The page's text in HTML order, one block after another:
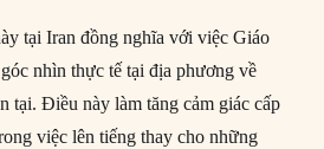
tại Iran đồng nghĩa với việc Giáo
nhìn thực tế tại địa phương về
tại. Điều này làm tăng cảm giác cấp
việc lên tiếng thay cho những